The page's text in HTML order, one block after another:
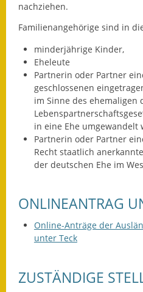
nachziehen.
Familienangehörige sind in
minderjährige Kinder,
Eheleute
Partnerin oder Partner
geschlossenen
im Sinne des ehemaligen
in eine Ehe umgewandelt
Partnerin oder Partner
Recht staatlich
der deutschen Ehe im
ONLINEANTRAG
Online-Anträge der
unter Teck
ZUSTÄNDIGE